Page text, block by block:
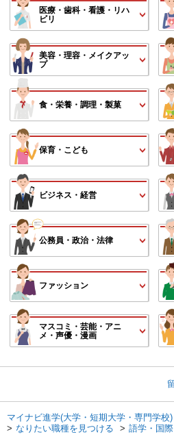
医療・歯科・看護・リハ
ビリ
美容・理容・メイクアッ
プ
食・栄養・調理・製菓
保育・こども
ビジネス・経営
公務員・政治・法律
ファッション
マスコミ・芸能・アニ
メ・声優・漫画
マイナビ進学(大学・短期大学・専門学校)
なりたい職種を見つける
語学・国際